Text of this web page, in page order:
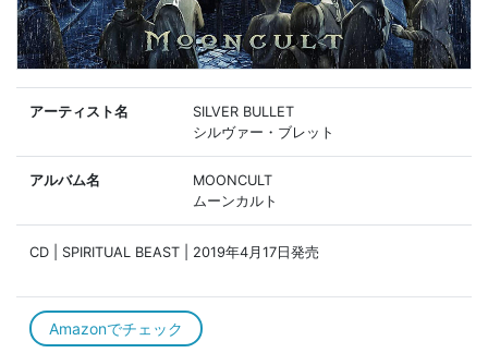
アーティスト名
SILVER BULLET
シルヴァー・ブレット
アルバム名
MOONCULT
ムーンカルト
CD | SPIRITUAL BEAST | 2019年4月17日発売
Amazonでチェック